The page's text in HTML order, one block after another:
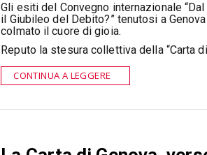
Gli esiti del Convegno internazionale
il Giubileo del Debito?” tenutosi a
colmato il cuore di gioia.
Reputo la stesura collettiva della “Carta di
CONTINUA A LEGGERE